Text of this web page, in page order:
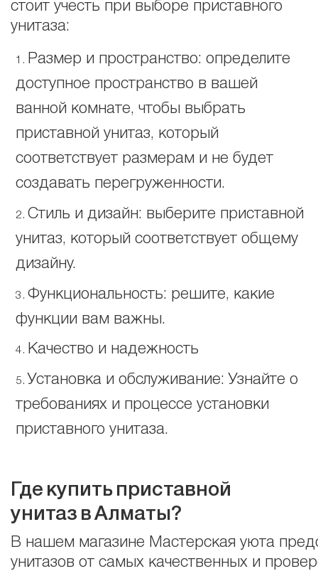
стоит учесть при выборе приставного
унитаза:
Размер и пространство: определите
доступное пространство в вашей
ванной комнате, чтобы выбрать
приставной унитаз, который
соответствует размерам и не будет
создавать перегруженности.
Стиль и дизайн: выберите приставной
унитаз, который соответствует общему
дизайну.
Функциональность: решите, какие
функции вам важны.
Качество и надежность
Установка и обслуживание: Узнайте о
требованиях и процессе установки
приставного унитаза.
Где купить приставной
унитаз в Алматы?
В нашем магазине Мастерская уюта
унитазов от самых качественных и